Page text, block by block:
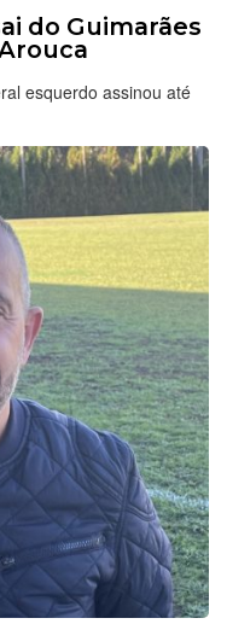
do Guimarães
esquerdo assinou até